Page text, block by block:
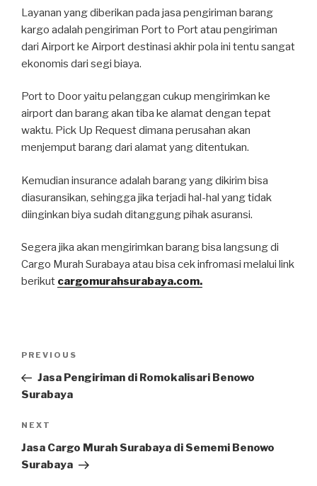
Layanan yang diberikan pada jasa pengiriman barang
kargo adalah pengiriman Port to Port atau pengiriman
dari Airport ke Airport destinasi akhir pola ini tentu sangat
ekonomis dari segi biaya.
Port to Door yaitu pelanggan cukup mengirimkan ke
airport dan barang akan tiba ke alamat dengan tepat
waktu. Pick Up Request dimana perusahan akan
menjemput barang dari alamat yang ditentukan.
Kemudian insurance adalah barang yang dikirim bisa
diasuransikan, sehingga jika terjadi hal-hal yang tidak
diinginkan biya sudah ditanggung pihak asuransi.
Segera jika akan mengirimkan barang bisa langsung di
Cargo Murah Surabaya atau bisa cek infromasi melalui link
berikut cargomurahsurabaya.com.
PREVIOUS
Jasa Pengiriman di Romokalisari Benowo
Surabaya
NEXT
Jasa Cargo Murah Surabaya di Sememi Benowo
Surabaya